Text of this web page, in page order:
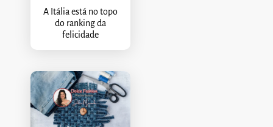
A Itália está no topo
do ranking da
felicidade